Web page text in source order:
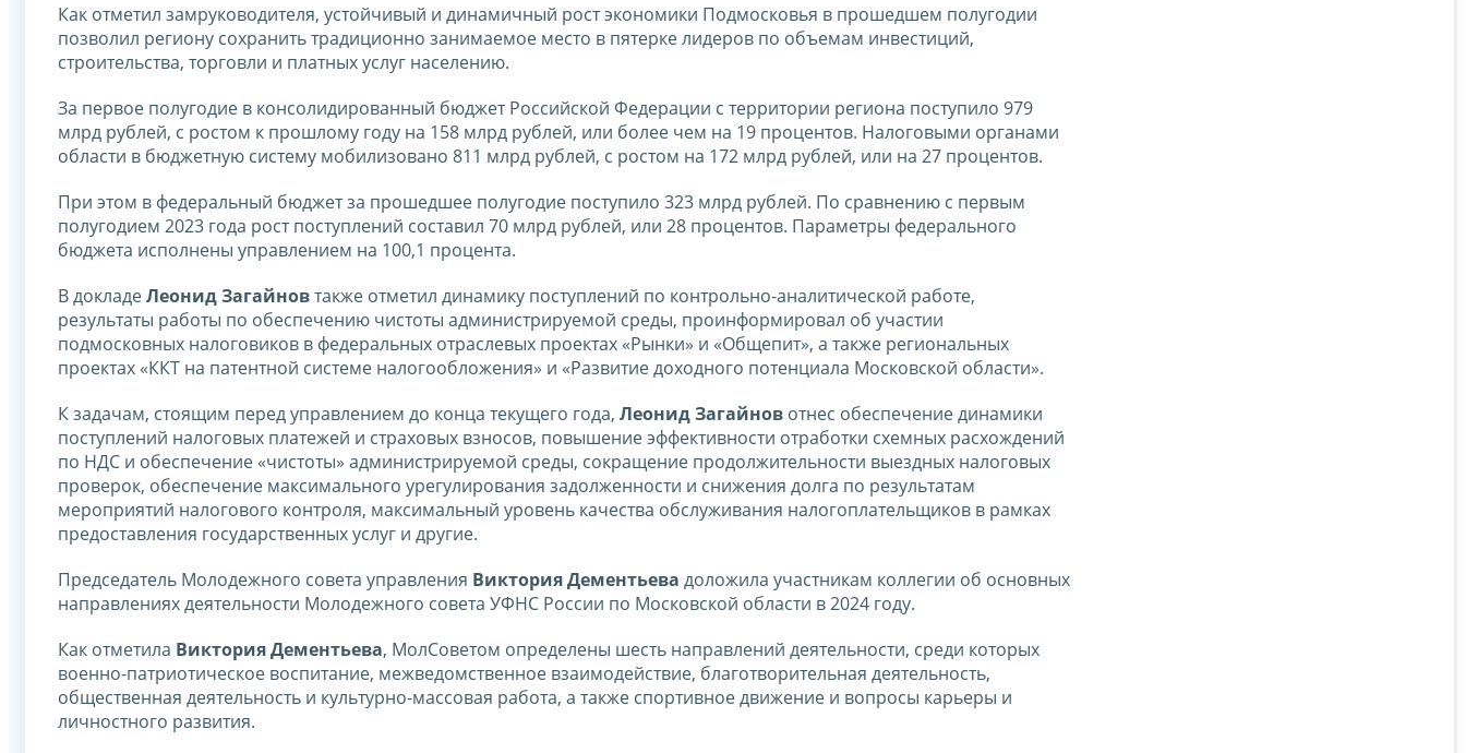
Как отметил замруководителя, устойчивый и динамичный рост экономики Подмосковья в прошедшем полугодии
позволил региону сохранить традиционно занимаемое место в пятерке лидеров по объемам инвестиций,
строительства, торговли и платных услуг населению.
За первое полугодие в консолидированный бюджет Российской Федерации с территории региона поступило 979
млрд рублей, с ростом к прошлому году на 158 млрд рублей, или более чем на 19 процентов. Налоговыми органами
области в бюджетную систему мобилизовано 811 млрд рублей, с ростом на 172 млрд рублей, или на 27 процентов.
При этом в федеральный бюджет за прошедшее полугодие поступило 323 млрд рублей. По сравнению с первым
полугодием 2023 года рост поступлений составил 70 млрд рублей, или 28 процентов. Параметры федерального
бюджета исполнены управлением на 100,1 процента.
В докладеЛеонид Загайновтакже отметил динамику поступлений по контрольно-аналитической работе,
результаты работы по обеспечению чистоты администрируемой среды, проинформировал об участии
подмосковных налоговиков в федеральных отраслевых проектах «Рынки» и «Общепит», а также региональных
проектах «ККТ на патентной системе налогообложения» и «Развитие доходного потенциала Московской области».
К задачам, стоящим перед управлением до конца текущего года, Леонид Загайнов отнес обеспечение динамики
поступлений налоговых платежей и страховых взносов, повышение эффективности отработки схемных расхождений
по НДС и обеспечение «чистоты» администрируемой среды, сокращение продолжительности выездных налоговых
проверок, обеспечение максимального урегулирования задолженности и снижения долга по результатам
мероприятий налогового контроля, максимальный уровень качества обслуживания налогоплательщиков в рамках
предоставления государственных услуг и другие.
Председатель Молодежного совета управления Виктория Дементьева доложила участникам коллегии об основных
направлениях деятельности Молодежного совета УФНС России по Московской области в 2024 году.
Как отметила Виктория Дементьева, МолСоветом определены шесть направлений деятельности, среди которых
военно-патриотическое воспитание, межведомственное взаимодействие, благотворительная деятельность,
общественная деятельность и культурно-массовая работа, а также спортивное движение и вопросы карьеры и
личностного развития.